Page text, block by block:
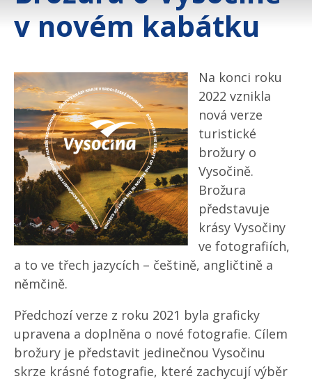
c
h
á
í
t
e
v novém kabátku
Na konci roku
2022 vznikla
nová verze
turistické
brožury o
Vysočině.
Brožura
představuje
krásy Vysočiny
ve fotografiích,
a to ve třech jazycích – češtině, angličtině a
němčině.
Předchozí verze z roku 2021 byla graficky
upravena a doplněna o nové fotografie. Cílem
brožury je představit jedinečnou Vysočinu
skrze krásné fotografie, které zachycují výběr